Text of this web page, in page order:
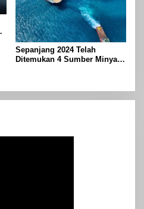
Sepanjang 2024 Telah
Ditemukan 4 Sumber Minyak